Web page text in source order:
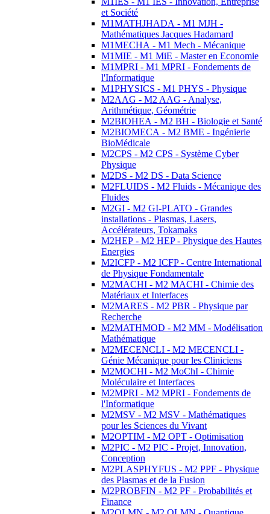
et Société
M1MATHJHADA - M1 MJH -
Mathématiques Jacques Hadamard
M1MECHA - M1 Mech - Mécanique
M1MIE - M1 MiE - Master en Economie
M1MPRI - M1 MPRI - Fondements de
l'Informatique
M1PHYSICS - M1 PHYS - Physique
M2AAG - M2 AAG - Analyse,
Arithmétique, Géométrie
M2BIOHEA - M2 BH - Biologie et Santé
M2BIOMECA - M2 BME - Ingénierie
BioMédicale
M2CPS - M2 CPS - Système Cyber
Physique
M2DS - M2 DS - Data Science
M2FLUIDS - M2 Fluids - Mécanique des
Fluides
M2GI - M2 GI-PLATO - Grandes
installations - Plasmas, Lasers,
Accélérateurs, Tokamaks
M2HEP - M2 HEP - Physique des Hautes
Energies
M2ICFP - M2 ICFP - Centre International
de Physique Fondamentale
M2MACHI - M2 MACHI - Chimie des
Matériaux et Interfaces
M2MARES - M2 PBR - Physique par
Recherche
M2MATHMOD - M2 MM - Modélisation
Mathématique
M2MECENCLI - M2 MECENCLI -
Génie Mécanique pour les Cliniciens
M2MOCHI - M2 MoChI - Chimie
Moléculaire et Interfaces
M2MPRI - M2 MPRI - Fondements de
l'Informatique
M2MSV - M2 MSV - Mathématiques
pour les Sciences du Vivant
M2OPTIM - M2 OPT - Optimisation
M2PIC - M2 PIC - Projet, Innovation,
Conception
M2PLASPHYFUS - M2 PPF - Physique
des Plasmas et de la Fusion
M2PROBFIN - M2 PF - Probabilités et
Finance